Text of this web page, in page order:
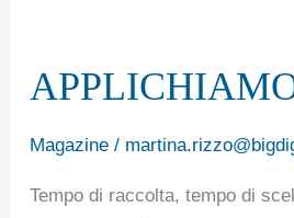
Magazine/
Tempo di raccolta, tempo di